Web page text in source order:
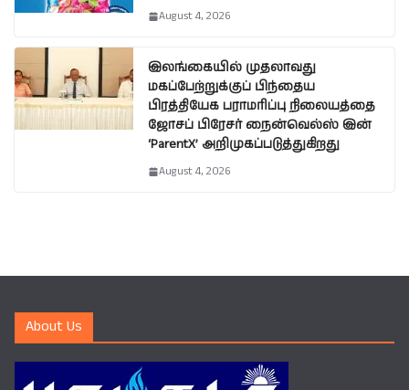
August 4, 2026
இலங்கையில் முதலாவது
மகப்பேற்றுக்குப் பிந்தைய
பிரத்தியேக பராமரிப்பு நிலையத்தை
ஜோசப் பிரேசர் நைன்வெல்ஸ் இன்
‘ParentX’ அறிமுகப்படுத்துகிறது
August 4, 2026
About Us